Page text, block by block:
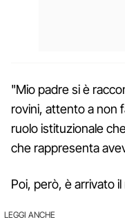
"Mio padre si è
rovini, attento a non
ruolo istituzionale
che rappresenta
Poi, però, è arrivato
LEGGI ANCHE